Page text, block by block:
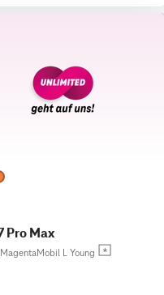
Pro Max
L Young